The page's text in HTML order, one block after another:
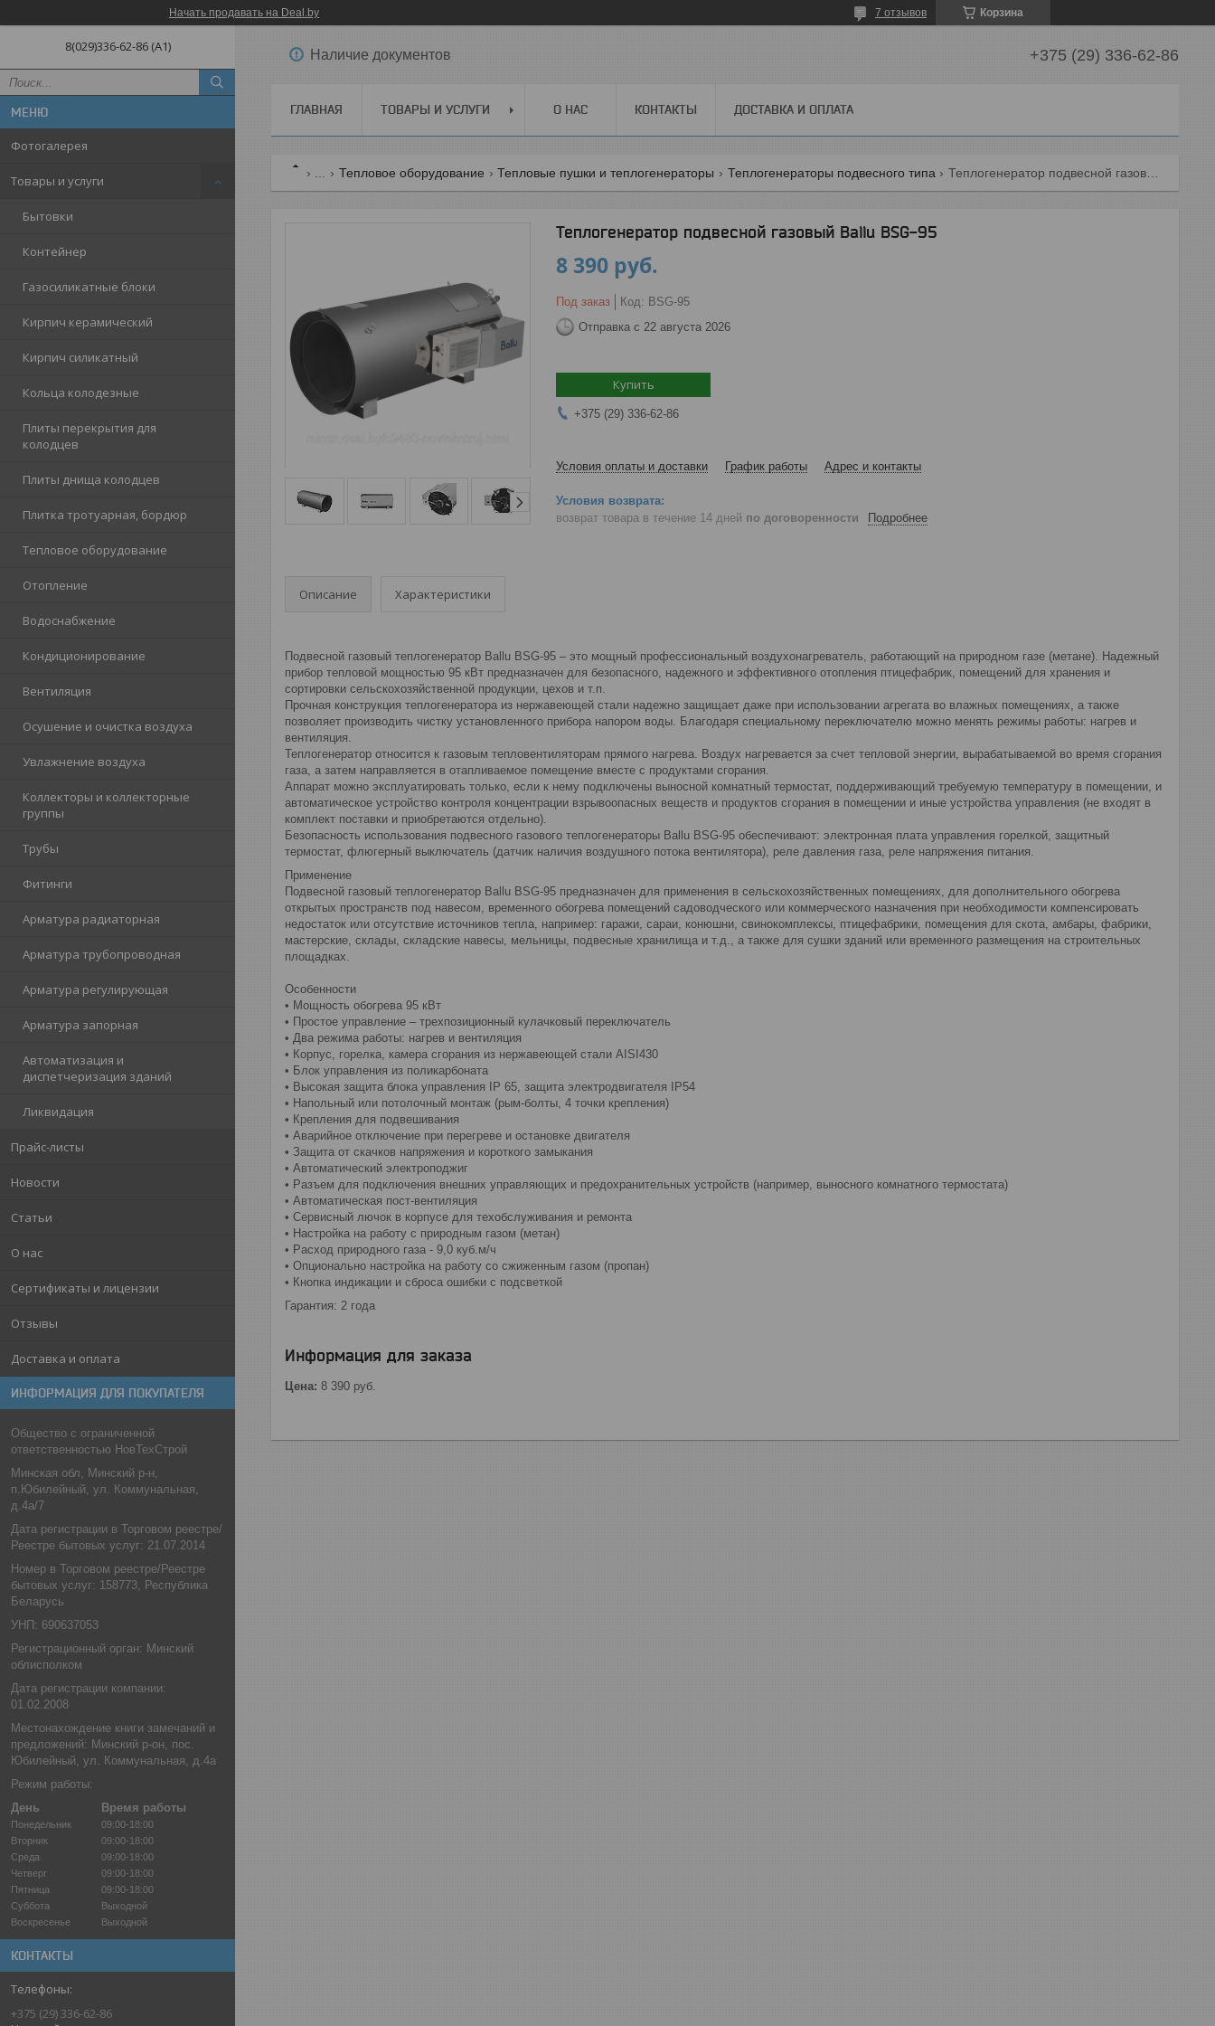
Начать продавать на Deal.by Корзина
7 отзывов
8(029)336-62-86 (A1)
Фотогалерея
Товары и услуги
Бытовки
Контейнер
Газосиликатные блоки
Кирпич керамический
Кирпич силикатный
Кольца колодезные
Плиты перекрытия для
колодцев
Плиты днища колодцев
Плитка тротуарная, бордюр
Тепловое оборудование
Отопление
Водоснабжение
Кондиционирование
Вентиляция
Осушение и очистка воздуха
Увлажнение воздуха
Коллекторы и коллекторные
группы
Трубы
Фитинги
Арматура радиаторная
Арматура трубопроводная
Арматура регулирующая
Арматура запорная
Автоматизация и
диспетчеризация зданий
Ликвидация
Прайс-листы
Новости
Статьи
О нас
Сертификаты и лицензии
Отзывы
Доставка и оплата
ИНФОРМАЦИЯ ДЛЯ ПОКУПАТЕЛЯ
Общество с ограниченной
ответственностью НовТехСтрой
Минская обл, Минский р-н,
п.Юбилейный, ул. Коммунальная,
д.4а/7
Дата регистрации в Торговом реестре/
Реестре бытовых услуг: 21.07.2014
Номер в Торговом реестре/Реестре
бытовых услуг: 158773, Республика
Беларусь
УНП: 690637053
Регистрационный орган: Минский
облисполком
Дата регистрации компании:
01.02.2008
Местонахождение книги замечаний и
предложений: Минский р-он, пос.
Юбилейный, ул. Коммунальная, д.4а
Режим работы:
День
Время работы
Понедельник
09:00-18:00
Вторник
09:00-18:00
Среда
09:00-18:00
Четверг
09:00-18:00
Пятница
09:00-18:00
Суббота
Выходной
Воскресенье
Выходной
КОНТАКТЫ
+375 (29) 336-62-86
Наличие документов +375 (29) 336-62-86
ГЛАВНАЯ ТОВАРЫ И УСЛУГИ О НАС КОНТАКТЫ ДОСТАВКА И ОПЛАТА
Тепловое оборудование Тепловые пушки и теплогенераторы Теплогенераторы подвесного типа
Теплогенератор подвесной газовый Ballu BSG-95
8 390 руб.
Под заказ Код: BSG-95
Отправка с 22 августа 2026
Купить
+375 (29) 336-62-86
Условия оплаты и доставки График работы Адрес и контакты
возврат товара в течение 14 дней по договоренности Подробнее
Описание Характеристики
Подвесной газовый теплогенератор Ballu BSG-95 – это мощный профессиональный воздухонагреватель, работающий на природном газе (метане). Надежный
прибор тепловой мощностью 95 кВт предназначен для безопасного, надежного и эффективного отопления птицефабрик, помещений для хранения и
сортировки сельскохозяйственной продукции, цехов и т.п.
Прочная конструкция теплогенератора из нержавеющей стали надежно защищает даже при использовании агрегата во влажных помещениях, а также
позволяет производить чистку установленного прибора напором воды. Благодаря специальному переключателю можно менять режимы работы: нагрев и
вентиляция.
Теплогенератор относится к газовым тепловентиляторам прямого нагрева. Воздух нагревается за счет тепловой энергии, вырабатываемой во время сгорания
газа, а затем направляется в отапливаемое помещение вместе с продуктами сгорания.
Аппарат можно эксплуатировать только, если к нему подключены выносной комнатный термостат, поддерживающий требуемую температуру в помещении, и
автоматическое устройство контроля концентрации взрывоопасных веществ и продуктов сгорания в помещении и иные устройства управления (не входят в
комплект поставки и приобретаются отдельно).
Безопасность использования подвесного газового теплогенераторы Ballu BSG-95 обеспечивают: электронная плата управления горелкой, защитный
термостат, флюгерный выключатель (датчик наличия воздушного потока вентилятора), реле давления газа, реле напряжения питания.
Применение
Подвесной газовый теплогенератор Ballu BSG-95 предназначен для применения в сельскохозяйственных помещениях, для дополнительного обогрева
открытых пространств под навесом, временного обогрева помещений садоводческого или коммерческого назначения при необходимости компенсировать
недостаток или отсутствие источников тепла, например: гаражи, сараи, конюшни, свинокомплексы, птицефабрики, помещения для скота, амбары, фабрики,
мастерские, склады, складские навесы, мельницы, подвесные хранилища и т.д., а также для сушки зданий или временного размещения на строительных
площадках.
Особенности
• Мощность обогрева 95 кВт
• Простое управление – трехпозиционный кулачковый переключатель
• Два режима работы: нагрев и вентиляция
• Корпус, горелка, камера сгорания из нержавеющей стали AISI430
• Блок управления из поликарбоната
• Высокая защита блока управления IP 65, защита электродвигателя IP54
• Напольный или потолочный монтаж (рым-болты, 4 точки крепления)
• Крепления для подвешивания
• Аварийное отключение при перегреве и остановке двигателя
• Защита от скачков напряжения и короткого замыкания
• Автоматический электроподжиг
• Разъем для подключения внешних управляющих и предохранительных устройств (например, выносного комнатного термостата)
• Автоматическая пост-вентиляция
• Сервисный лючок в корпусе для техобслуживания и ремонта
• Настройка на работу с природным газом (метан)
• Расход природного газа - 9,0 куб.м/ч
• Опционально настройка на работу со сжиженным газом (пропан)
• Кнопка индикации и сброса ошибки с подсветкой
Гарантия: 2 года
Информация для заказа
Цена: 8 390 руб.